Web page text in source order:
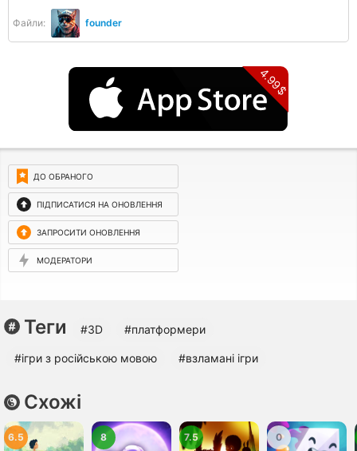
Файли: founder
4.99$
ДО ОБРАНОГО
ПІДПИСАТИСЯ НА ОНОВЛЕННЯ
ЗАПРОСИТИ ОНОВЛЕННЯ
МОДЕРАТОРИ
Теги #3D #платформери
#ігри з російською мовою #взламані ігри
Схожі
6.5 8 7.5 0